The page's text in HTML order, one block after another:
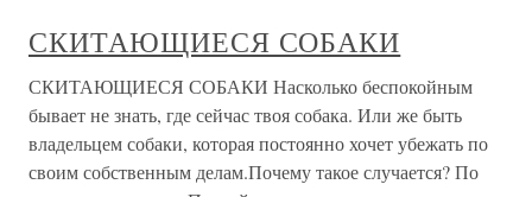
СКИТАЮЩИЕСЯ СОБАКИ
СКИТАЮЩИЕСЯ СОБАКИ Насколько беспокойным
бывает не знать, где сейчас твоя собака. Или же быть
владельцем собаки, которая постоянно хочет убежать по
своим собственным делам.Почему такое случается? По